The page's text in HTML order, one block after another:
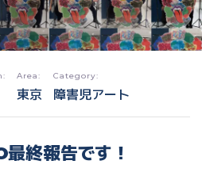
Area:
東京
Category:
障害児アート
終報告です！